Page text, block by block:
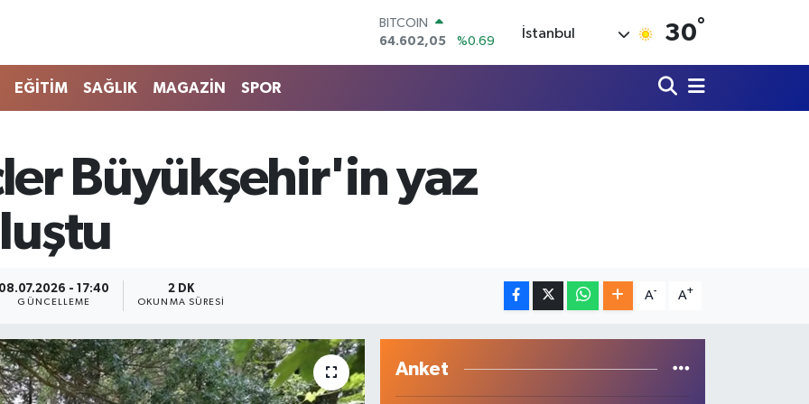
64.602,05
DOLAR
BİST100
13.768
%48
İstanbul 30°
EĞİTİM SAĞLIK MAGAZİN SPOR
Büyükşehir'in yaz
08.07.2026 - 17:40
GÜNCELLEME
2 DK
OKUNMA SÜRESI
A- A+
Anket